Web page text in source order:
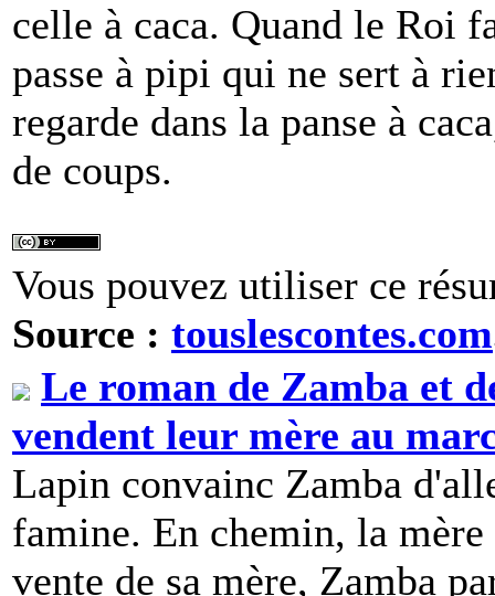
celle à caca. Quand le Roi
passe à pipi qui ne sert à
regarde dans la panse à
de coups.
Vous pouvez utiliser ce
Source : touslescontes.com
Le roman de Zamba et
vendent leur mère au
Lapin convainc Zamba
famine. En chemin, la
vente de sa mère, Zamba